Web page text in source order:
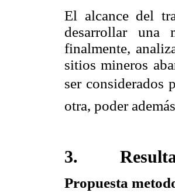
El alcance del
desarrollar una
finalmente,
sitios mineros
ser considerados
otra, poder
3.
Propuesta